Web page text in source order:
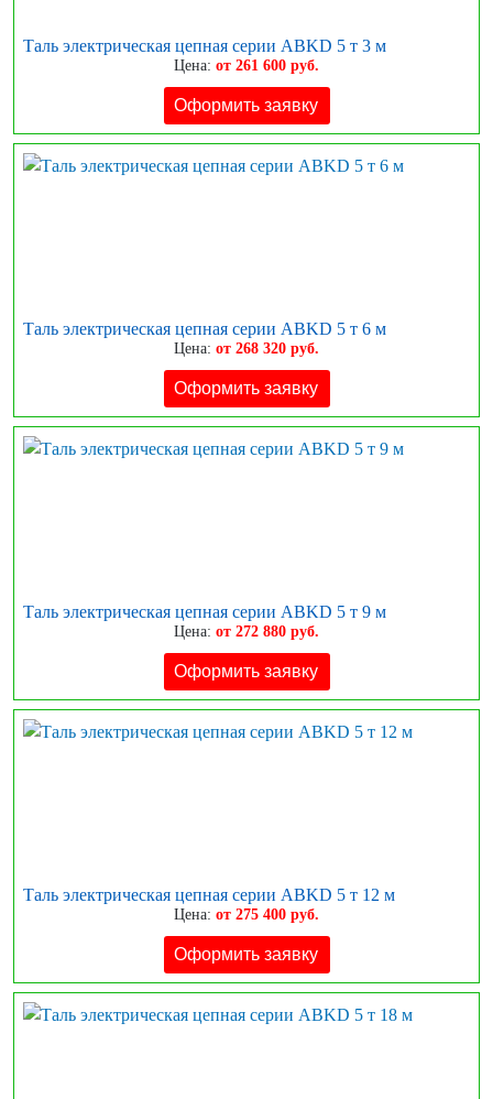
Таль электрическая цепная серии ABKD 5 т 3 м
Цена: от 261 600 руб.
Оформить заявку
Таль электрическая цепная серии ABKD 5 т 6 м
Цена: от 268 320 руб.
Оформить заявку
Таль электрическая цепная серии ABKD 5 т 9 м
Цена: от 272 880 руб.
Оформить заявку
Таль электрическая цепная серии ABKD 5 т 12 м
Цена: от 275 400 руб.
Оформить заявку